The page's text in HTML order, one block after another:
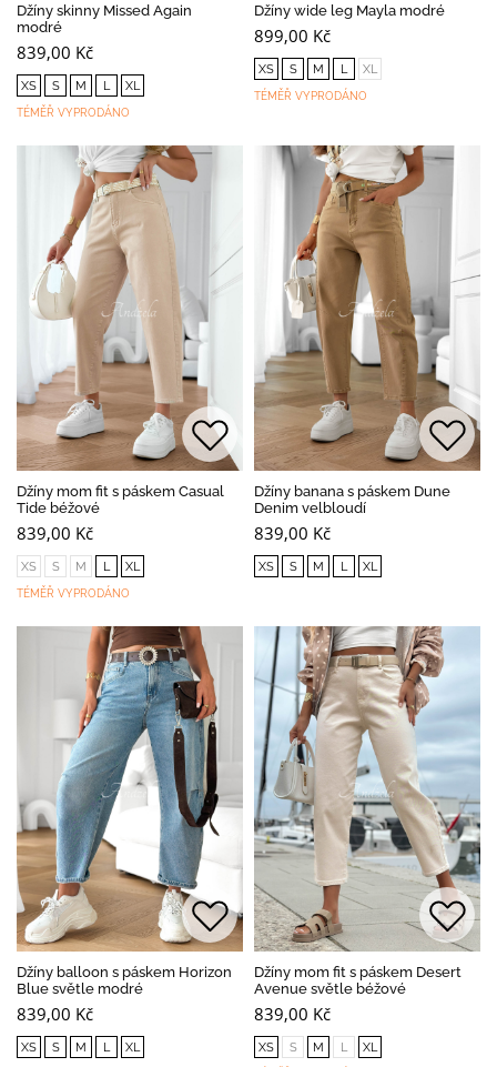
Džíny skinny Missed Again
modré
839,00 Kč
XS S M L XL
TÉMĚŘ VYPRODÁNO
Džíny wide leg Mayla modré
899,00 Kč
XS S M L XL
TÉMĚŘ VYPRODÁNO
Džíny mom fit s páskem Casual
Tide béžové
839,00 Kč
XS S M L XL
TÉMĚŘ VYPRODÁNO
Džíny banana s páskem Dune
Denim velbloudí
839,00 Kč
XS S M L XL
Džíny balloon s páskem Horizon
Blue světle modré
839,00 Kč
XS S M L XL
Džíny mom fit s páskem Desert
Avenue světle béžové
839,00 Kč
XS S M L XL